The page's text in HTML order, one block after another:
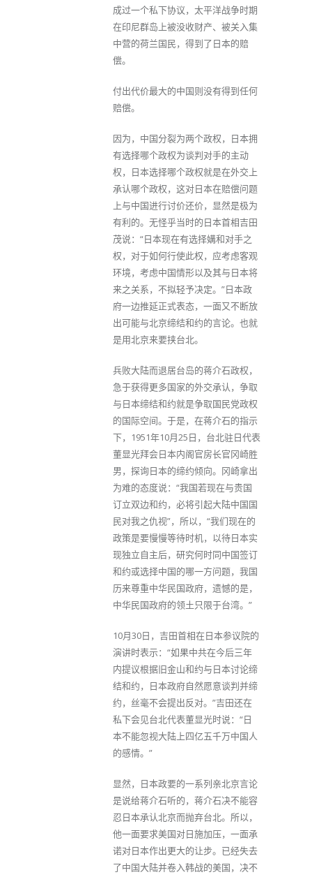
成过一个私下协议，太平洋战争时期
在印尼群岛上被没收财产、被关入集
中营的荷兰国民，得到了日本的赔
偿。
付出代价最大的中国则没有得到任何
赔偿。
因为，中国分裂为两个政权，日本拥
有选择哪个政权为谈判对手的主动
权，日本选择哪个政权就是在外交上
承认哪个政权，这对日本在赔偿问题
上与中国进行讨价还价，显然是极为
有利的。无怪乎当时的日本首相吉田
茂说：“日本现在有选择媾和对手之
权，对于如何行使此权，应考虑客观
环境，考虑中国情形以及其与日本将
来之关系，不拟轻予决定。”日本政
府一边推延正式表态，一面又不断放
出可能与北京缔结和约的言论。也就
是用北京来要挟台北。
兵败大陆而退居台岛的蒋介石政权，
急于获得更多国家的外交承认，争取
与日本缔结和约就是争取国民党政权
的国际空间。于是，在蒋介石的指示
下，1951年10月25日，台北驻日代表
董显光拜会日本内阁官房长官冈崎胜
男，探询日本的缔约倾向。冈崎拿出
为难的态度说：“我国若现在与贵国
订立双边和约，必将引起大陆中国国
民对我之仇视”，所以，“我们现在的
政策是要慢慢等待时机，以待日本实
现独立自主后，研究何时同中国签订
和约或选择中国的哪一方问题，我国
历来尊重中华民国政府，遗憾的是，
中华民国政府的领土只限于台湾。”
10月30日，吉田首相在日本参议院的
演讲时表示：“如果中共在今后三年
内提议根据旧金山和约与日本讨论缔
结和约，日本政府自然愿意谈判并缔
约，丝毫不会提出反对。”吉田还在
私下会见台北代表董显光时说：“日
本不能忽视大陆上四亿五千万中国人
的感情。”
显然，日本政要的一系列亲北京言论
是说给蒋介石听的，蒋介石决不能容
忍日本承认北京而抛弃台北。所以，
他一面要求美国对日施加压，一面承
诺对日本作出更大的让步。已经失去
了中国大陆并卷入韩战的美国，决不